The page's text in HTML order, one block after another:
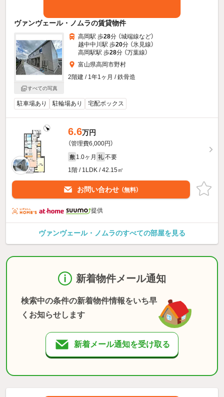
ヴァンヴェール・ノムラの賃貸物件
すべての写真
高岡駅 歩28分 （城端線など）
越中中川駅 歩20分 （氷見線）
高岡駅駅 歩28分 （万葉線）
富山県高岡市野村
2階建 / 1年1ヶ月 / 鉄骨造
駐車場あり 駐輪場あり 宅配ボックス
6.6万円
（管理費6,000円）
敷 1.0ヶ月 礼 不要
1階 / 1LDK / 42.15㎡
お問い合わせ （無料）
提供
ヴァンヴェール・ノムラのすべての部屋を見る
新着物件メール通知
検索中の条件の新着物件情報をいち早
くお知らせします
新着メール通知を受け取る